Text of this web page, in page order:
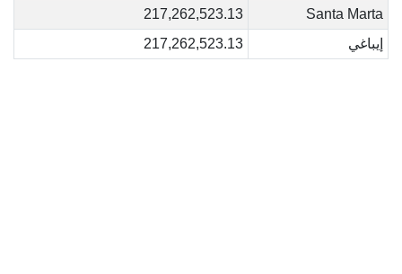
Santa Marta
217,262,523.13
إيباغي
217,262,523.13